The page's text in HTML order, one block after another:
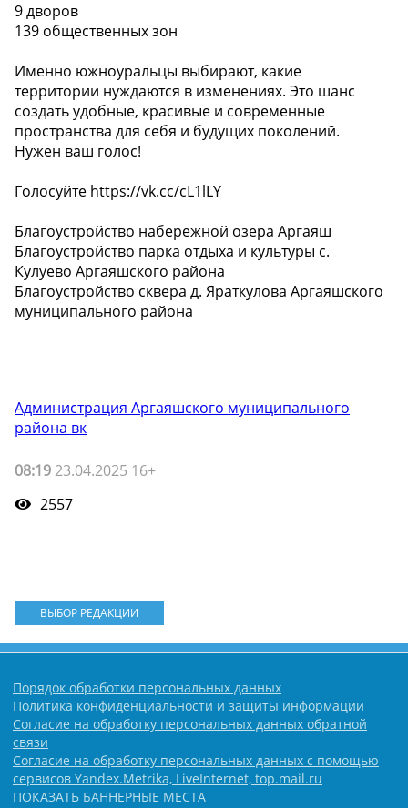
9 дворов
139 общественных зон
Именно южноуральцы выбирают, какие
территории нуждаются в изменениях. Это шанс
создать удобные, красивые и современные
пространства для себя и будущих поколений.
Нужен ваш голос!
Голосуйте https://vk.cc/cL1lLY
Благоустройство набережной озера Аргаяш
Благоустройство парка отдыха и культуры с.
Кулуево Аргаяшского района
Благоустройство сквера д. Яраткулова Аргаяшского
муниципального района
Администрация Аргаяшского муниципального
района вк
08:19 23.04.2025 16+
2557
ВЫБОР РЕДАКЦИИ
Порядок обработки персональных данных
Политика конфиденциальности и защиты информации
Согласие на обработку персональных данных обратной
связи
Согласие на обработку персональных данных с помощью
сервисов Yandex.Metrika, LiveInternet, top.mail.ru
ПОКАЗАТЬ БАННЕРНЫЕ МЕСТА